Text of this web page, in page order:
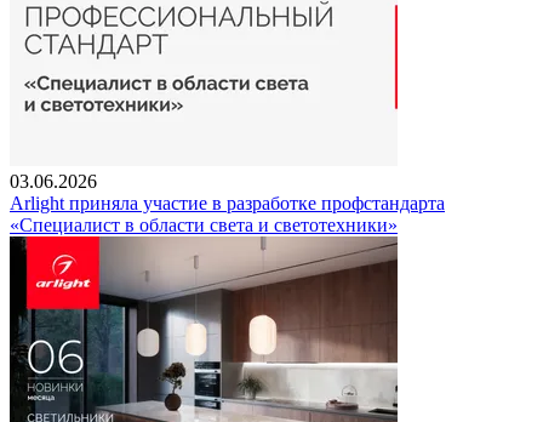
03.06.2026
Arlight приняла участие в разработке профстандарта
«Специалист в области света и светотехники»